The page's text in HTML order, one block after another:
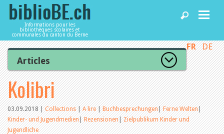
Informations pour les
bibliothèques scolaires et
communales du canton du Berne
Accueil
Articles
Bibliothèques
FR DE
Articles
Tous les articles
Articles recommandés
Les mieux notés
Catégories
L’Office de la culture informe
La Commission informe
Kolibri
03.09.2018|Collections|A lire|Buchbesprechungen|Ferne Welten|
Kinder- und Jugendmedien|Rezensionen|Zielpublikum Kinder und
Jugendliche